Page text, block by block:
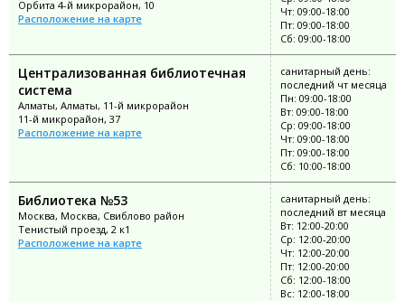
Орбита 4-й микрорайон, 10
Расположение на карте
Чт: 09:00-18:00
Пт: 09:00-18:00
Сб: 09:00-18:00
Централизованная библиотечная
система
Алматы, Алматы, 11-й микрорайон
11-й микрорайон, 37
Расположение на карте
санитарный день:
последний чт месяца
Пн: 09:00-18:00
Вт: 09:00-18:00
Ср: 09:00-18:00
Чт: 09:00-18:00
Пт: 09:00-18:00
Сб: 10:00-18:00
Библиотека №53
Москва, Москва, Свиблово район
Тенистый проезд, 2 к1
Расположение на карте
санитарный день:
последний вт месяца
Вт: 12:00-20:00
Ср: 12:00-20:00
Чт: 12:00-20:00
Пт: 12:00-20:00
Сб: 12:00-18:00
Вс: 12:00-18:00